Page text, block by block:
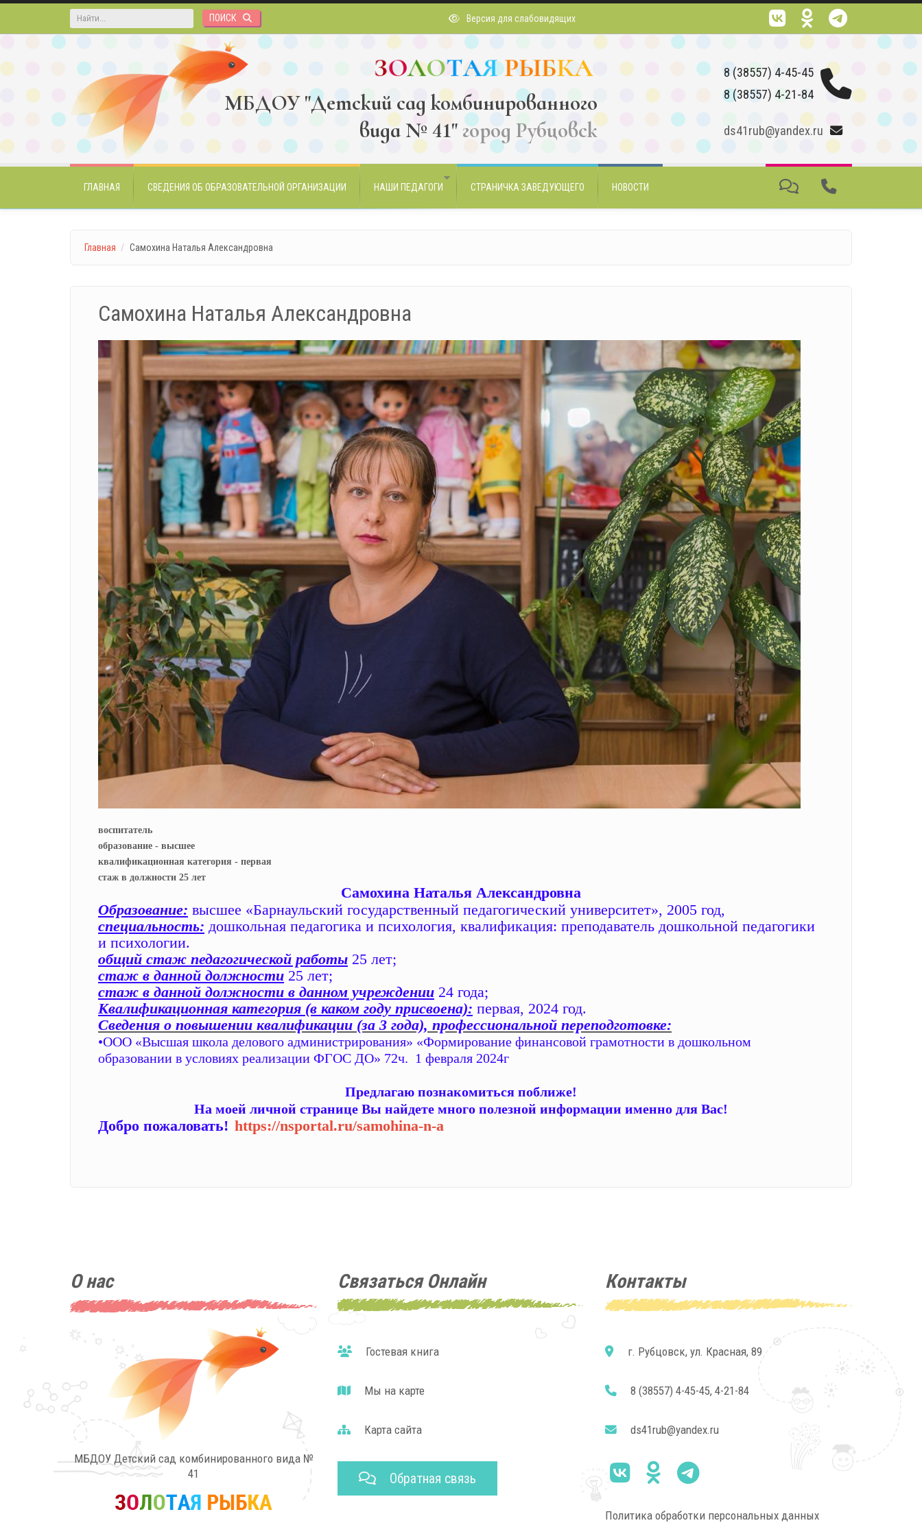
Перейти к основному содержанию
Форма поиска
Версия для слабовидящих
МБДОУ "Детский сад комбинированного
вида № 41" город Рубцовск
8 (38557) 4-45-45
8 (38557) 4-21-84
ds41rub@yandex.ru
ГЛАВНАЯ СВЕДЕНИЯ ОБ ОБРАЗОВАТЕЛЬНОЙ ОРГАНИЗАЦИИ НАШИ ПЕДАГОГИ СТРАНИЧКА ЗАВЕДУЮЩЕГО НОВОСТИ
Главная Самохина Наталья Александровна
Самохина Наталья Александровна
воспитатель
образование - высшее
квалификационная категория - первая
стаж в должности 25 лет
Самохина Наталья Александровна
Образование: высшее «Барнаульский государственный педагогический университет», 2005 год,
специальность: дошкольная педагогика и психология, квалификация: преподаватель дошкольной педагогики
и психологии.
общий стаж педагогической работы 25 лет;
стаж в данной должности 25 лет;
стаж в данной должности в данном учреждении 24 года;
Квалификационная категория (в каком году присвоена): первая, 2024 год.
Сведения о повышении квалификации (за 3 года), профессиональной переподготовке:
•ООО «Высшая школа делового администрирования» «Формирование финансовой грамотности в дошкольном
образовании в условиях реализации ФГОС ДО» 72ч. 1 февраля 2024г
Предлагаю познакомиться поближе!
На моей личной странице Вы найдете много полезной информации именно для Вас!
Добро пожаловать! https://nsportal.ru/samohina-n-a
О нас
МБДОУ Детский сад комбинированного вида №
41
Связаться Онлайн
Гостевая книга
Мы на карте
Карта сайта
Обратная связь
Контакты
г. Рубцовск, ул. Красная, 89
8 (38557) 4-45-45, 4-21-84
ds41rub@yandex.ru
Политика обработки персональных данных